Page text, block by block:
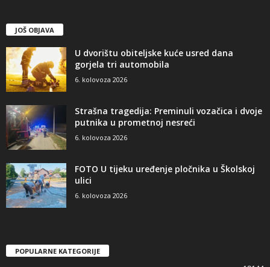
JOŠ OBJAVA
U dvorištu obiteljske kuće usred dana
gorjela tri automobila
6. kolovoza 2026
Strašna tragedija: Preminuli vozačica i dvoje
putnika u prometnoj nesreći
6. kolovoza 2026
FOTO U tijeku uređenje pločnika u Školskoj
ulici
6. kolovoza 2026
POPULARNE KATEGORIJE